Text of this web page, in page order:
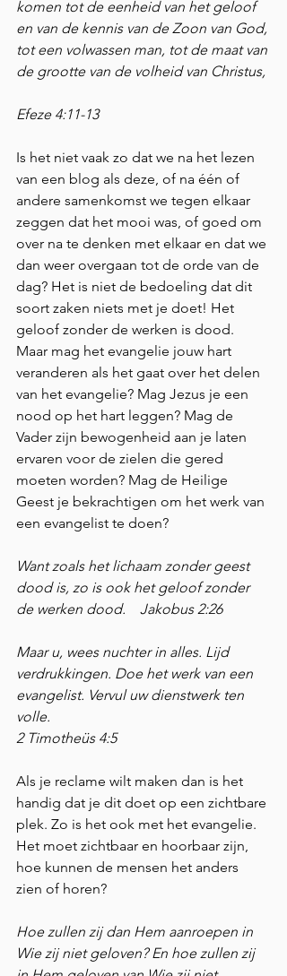
komen tot de eenheid van het geloof
en van de kennis van de Zoon van God,
tot een volwassen man, tot de maat van
de grootte van de volheid van Christus,
Efeze 4:11-13
Is het niet vaak zo dat we na het lezen
van een blog als deze, of na één of
andere samenkomst we tegen elkaar
zeggen dat het mooi was, of goed om
over na te denken met elkaar en dat we
dan weer overgaan tot de orde van de
dag? Het is niet de bedoeling dat dit
soort zaken niets met je doet! Het
geloof zonder de werken is dood.
Maar mag het evangelie jouw hart
veranderen als het gaat over het delen
van het evangelie? Mag Jezus je een
nood op het hart leggen? Mag de
Vader zijn bewogenheid aan je laten
ervaren voor de zielen die gered
moeten worden? Mag de Heilige
Geest je bekrachtigen om het werk van
een evangelist te doen?
Want zoals het lichaam zonder geest
dood is, zo is ook het geloof zonder
de werken dood.    Jakobus 2:26
Maar u, wees nuchter in alles. Lijd
verdrukkingen. Doe het werk van een
evangelist. Vervul uw dienstwerk ten
volle.
2 Timotheüs 4:5
Als je reclame wilt maken dan is het
handig dat je dit doet op een zichtbare
plek. Zo is het ook met het evangelie.
Het moet zichtbaar en hoorbaar zijn,
hoe kunnen de mensen het anders
zien of horen?
Hoe zullen zij dan Hem aanroepen in
Wie zij niet geloven? En hoe zullen zij